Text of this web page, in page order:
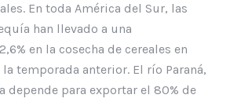
En toda América del Sur, las
han llevado a una
en la cosecha de cereales en
temporada anterior. El río Paraná,
depende para exportar el 80% de